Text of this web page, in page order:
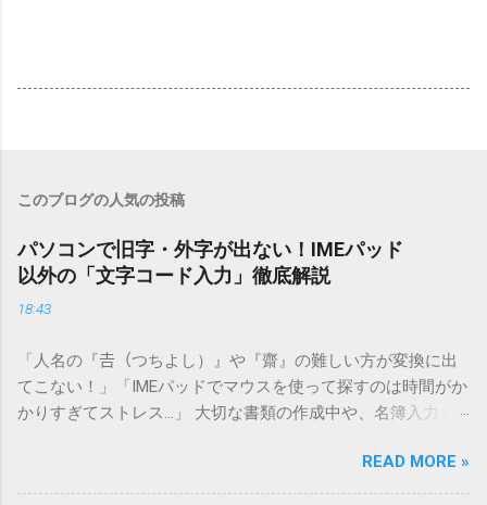
このブログの人気の投稿
パソコンで旧字・外字が出ない！IMEパッド
以外の「文字コード入力」徹底解説
18:43
「人名の『𠮷（つちよし）』や『齋』の難しい方が変換に出
てこない！」「IMEパッドでマウスを使って探すのは時間がか
かりすぎてストレス…」 大切な書類の作成中や、名簿入力を
てしまいますよね。多くの人が「IMEパッド（手書き入力）」
を使いますが、実はマウスで一画ずつ書くのは非効率です
READ MORE »